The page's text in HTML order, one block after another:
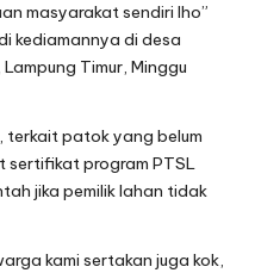
masyarakat sendiri lho”
kediamannya di desa
Timur, Minggu
terkait patok yang belum
sertifikat program PTSL
jika pemilik lahan tidak
kami sertakan juga kok,